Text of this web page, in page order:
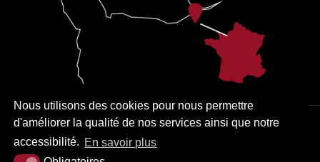
Nous utilisons des cookies pour nous permettre
d'améliorer la qualité de nos services ainsi que notre
accessibilité. En savoir plus
PLAN DU SITE MENTIONS LÉGALES ACCESSIBILITÉ